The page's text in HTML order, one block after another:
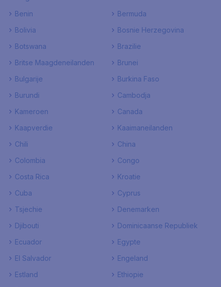
Benin
Bermuda
Bolivia
Bosnie Herzegovina
Botswana
Brazilie
Britse Maagdeneilanden
Brunei
Bulgarije
Burkina Faso
Burundi
Cambodja
Kameroen
Canada
Kaapverdie
Kaaimaneilanden
Chili
China
Colombia
Congo
Costa Rica
Kroatie
Cuba
Cyprus
Tsjechie
Denemarken
Djibouti
Dominicaanse Republiek
Ecuador
Egypte
El Salvador
Engeland
Estland
Ethiopie